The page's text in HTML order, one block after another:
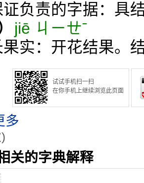
负责的字据：具
jiē ㄐㄧㄝˉ
实：开花结果。
试试手机扫一扫
在你手机上继续浏览此页面
多
关的字典解释